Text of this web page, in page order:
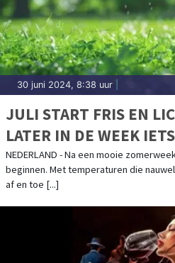
30 juni 2024, 8:38 uur
JULI START FRIS EN
LATER IN DE WEEK
NEDERLAND - Na een mooie
beginnen. Met temperaturen die
af en toe [...]